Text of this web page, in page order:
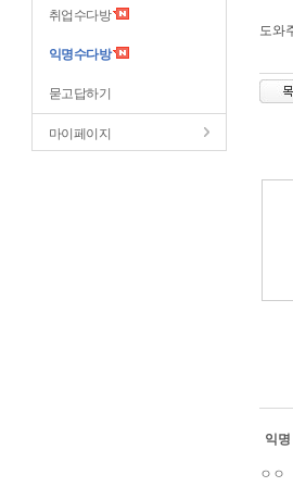
취업수다방
익명수다방
묻고답하기
마이페이지
도와